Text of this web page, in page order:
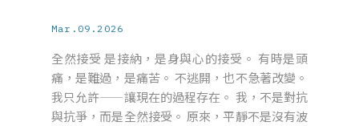
Mar.09.2026
全然接受 是接納，是身與心的接受。 有時是頭
痛，是難過，是痛苦。 不逃開，也不急著改變。
我只允許——讓現在的過程存在。 我，不是對抗
與抗爭，而是全然接受。 原來，平靜不是沒有波